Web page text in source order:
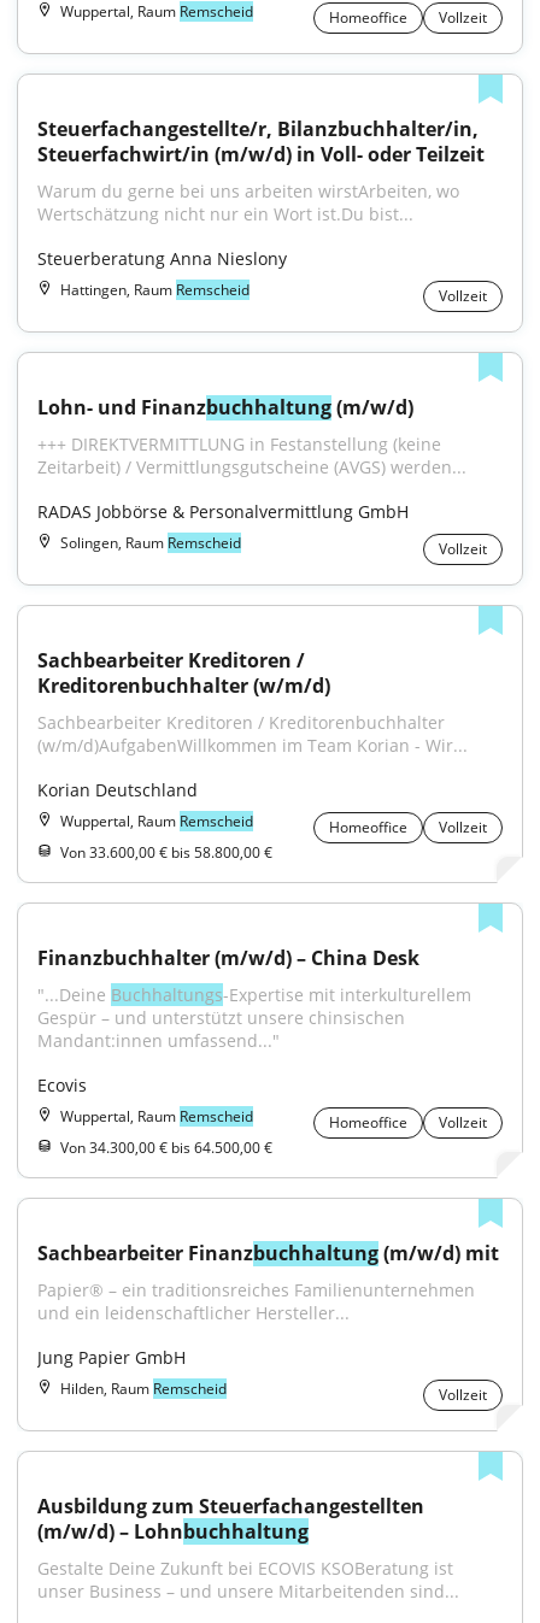
Wuppertal, Raum Remscheid Homeoffice Vollzeit
Steuerfachangestellte/r, Bilanzbuchhalter/in,
Steuerfachwirt/in (m/w/d) in Voll- oder Teilzeit
Warum du gerne bei uns arbeiten wirstArbeiten, wo
Wertschätzung nicht nur ein Wort ist.Du bist...
Steuerberatung Anna Nieslony
Hattingen, Raum Remscheid Vollzeit
Lohn- und Finanzbuchhaltung (m/w/d)
+++ DIREKTVERMITTLUNG in Festanstellung (keine
Zeitarbeit) / Vermittlungsgutscheine (AVGS) werden...
RADAS Jobbörse & Personalvermittlung GmbH
Solingen, Raum Remscheid Vollzeit
Sachbearbeiter Kreditoren /
Kreditorenbuchhalter (w/m/d)
Sachbearbeiter Kreditoren / Kreditorenbuchhalter
(w/m/d)AufgabenWillkommen im Team Korian - Wir...
Korian Deutschland
Wuppertal, Raum Remscheid Homeoffice
Vollzeit
Von 33.600,00 € bis 58.800,00 €
Finanzbuchhalter (m/w/d) – China Desk
"...Deine Buchhaltungs-Expertise mit interkulturellem
Gespür – und unterstützt unsere chinsischen
Mandant:innen umfassend..."
Ecovis
Wuppertal, Raum Remscheid Homeoffice
Vollzeit
Von 34.300,00 € bis 64.500,00 €
Sachbearbeiter Finanzbuchhaltung (m/w/d) mit
Papier® – ein traditionsreiches Familienunternehmen
und ein leidenschaftlicher Hersteller...
Jung Papier GmbH
Hilden, Raum Remscheid Vollzeit
Ausbildung zum Steuerfachangestellten
(m/w/d) – Lohnbuchhaltung
Gestalte Deine Zukunft bei ECOVIS KSOBeratung ist
unser Business – und unsere Mitarbeitenden sind...